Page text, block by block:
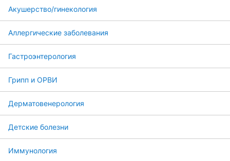
Акушерство/гинекология
Аллергические заболевания
Гастроэнтерология
Грипп и ОРВИ
Дерматовенерология
Детские болезни
Иммунология